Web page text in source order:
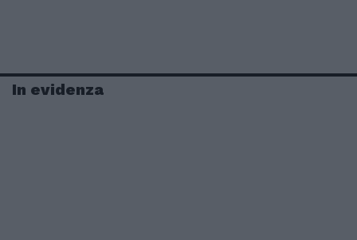
In evidenza